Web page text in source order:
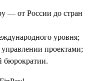
— от России до стран
уровня;
проектами;
бюрократии.